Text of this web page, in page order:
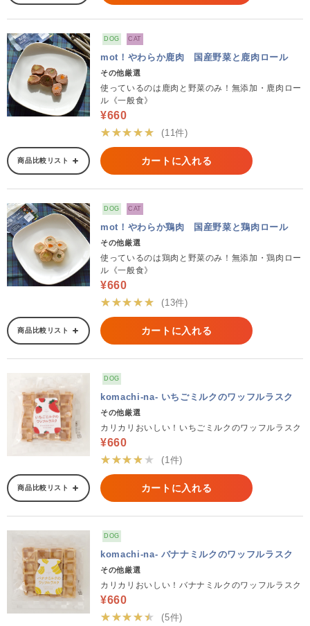
DOG CAT
mot！やわらか鹿肉 国産野菜と鹿肉ロール
その他厳選
使っているのは鹿肉と野菜のみ！無添加・鹿肉ロー
ル《一般食》
¥660
★★★★★
(11件)
商品比較リスト カートに入れる
DOG CAT
mot！やわらか鶏肉 国産野菜と鶏肉ロール
その他厳選
使っているのは鶏肉と野菜のみ！無添加・鶏肉ロー
ル《一般食》
¥660
★★★★★
(13件)
商品比較リスト カートに入れる
DOG
komachi-na- いちごミルクのワッフルラスク
その他厳選
カリカリおいしい！いちごミルクのワッフルラスク
¥660
★★★★★
(1件)
商品比較リスト カートに入れる
DOG
komachi-na- バナナミルクのワッフルラスク
その他厳選
カリカリおいしい！バナナミルクのワッフルラスク
¥660
★★★★★
(5件)